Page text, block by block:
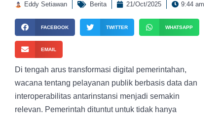
Eddy Setiawan Berita 21/Oct/2025 9:44 am
FACEBOOK TWITTER WHATSAPP
EMAIL
Di tengah arus transformasi digital pemerintahan,
wacana tentang pelayanan publik berbasis data dan
interoperabilitas antarinstansi menjadi semakin
relevan. Pemerintah dituntut untuk tidak hanya